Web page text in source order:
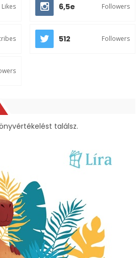
Likes 6,5e Followers
512 Followers
találsz.